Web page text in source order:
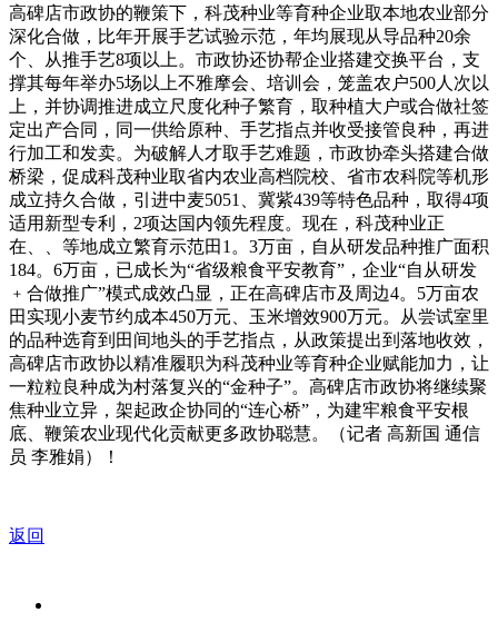
高碑店市政协的鞭策下，科茂种业等育种企业取本地农业部分
深化合做，比年开展手艺试验示范，年均展现从导品种20余
个、从推手艺8项以上。市政协还协帮企业搭建交换平台，支
撑其每年举办5场以上不雅摩会、培训会，笼盖农户500人次以
上，并协调推进成立尺度化种子繁育，取种植大户或合做社签
定出产合同，同一供给原种、手艺指点并收受接管良种，再进
行加工和发卖。为破解人才取手艺难题，市政协牵头搭建合做
桥梁，促成科茂种业取省内农业高档院校、省市农科院等机形
成立持久合做，引进中麦5051、冀紫439等特色品种，取得4项
适用新型专利，2项达国内领先程度。现在，科茂种业正
在、、等地成立繁育示范田1。3万亩，自从研发品种推广面积
184。6万亩，已成长为“省级粮食平安教育”，企业“自从研发
﹢合做推广”模式成效凸显，正在高碑店市及周边4。5万亩农
田实现小麦节约成本450万元、玉米增效900万元。从尝试室里
的品种选育到田间地头的手艺指点，从政策提出到落地收效，
高碑店市政协以精准履职为科茂种业等育种企业赋能加力，让
一粒粒良种成为村落复兴的“金种子”。高碑店市政协将继续聚
焦种业立异，架起政企协同的“连心桥”，为建牢粮食平安根
底、鞭策农业现代化贡献更多政协聪慧。（记者 高新国 通信
员 李雅娟）！
返回